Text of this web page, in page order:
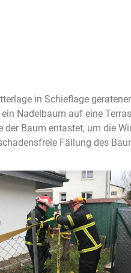
in Schieflage
Nadelbaum auf eine
Baum entastet, um die
Fällung des